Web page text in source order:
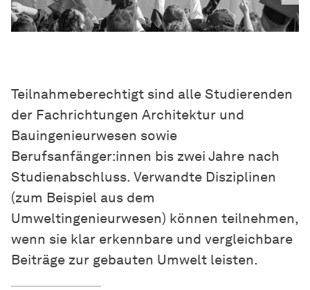
Teilnahmeberechtigt sind alle Studierenden
der Fachrichtungen Architektur und
Bauingenieurwesen sowie
Berufsanfänger:innen bis zwei Jahre nach
Studienabschluss. Verwandte Disziplinen
(zum Beispiel aus dem
Umweltingenieurwesen) können teilnehmen,
wenn sie klar erkennbare und vergleichbare
Beiträge zur gebauten Umwelt leisten.